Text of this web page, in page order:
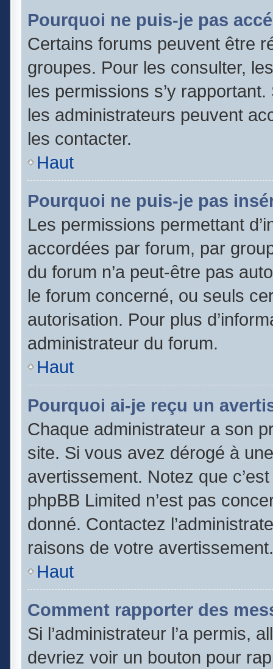
Pourquoi ne puis-je pas
Certains forums peuvent être
groupes. Pour les consulter,
les permissions s’y
les administrateurs peuvent
les contacter.
Haut
Pourquoi ne puis-je pas
Les permissions permettant
accordées par forum, par
du forum n’a peut-être pas
le forum concerné, ou seuls
autorisation. Pour plus
administrateur du forum.
Haut
Pourquoi ai-je reçu un
Chaque administrateur a son
site. Si vous avez dérogé à
avertissement. Notez que
phpBB Limited n’est pas
donné. Contactez
raisons de votre avertissement.
Haut
Comment rapporter des
Si l’administrateur l’a permis,
devriez voir un bouton pour